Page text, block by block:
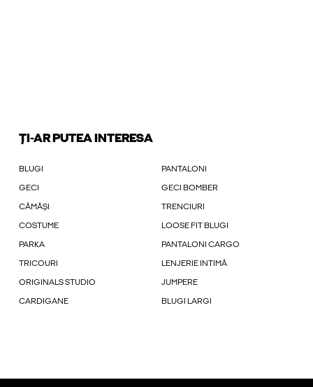
ȚI-AR PUTEA INTERESA
BLUGI PANTALONI
GECI GECI BOMBER
CĂMĂȘI TRENCIURI
COSTUME LOOSE FIT BLUGI
PARKA PANTALONI CARGO
TRICOURI LENJERIE INTIMĂ
ORIGINALS STUDIO JUMPERE
CARDIGANE BLUGI LARGI